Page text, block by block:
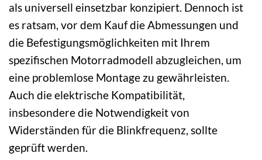
als universell einsetzbar konzipiert. Dennoch ist
es ratsam, vor dem Kauf die Abmessungen und
die Befestigungsmöglichkeiten mit Ihrem
spezifischen Motorradmodell abzugleichen, um
eine problemlose Montage zu gewährleisten.
Auch die elektrische Kompatibilität,
insbesondere die Notwendigkeit von
Widerständen für die Blinkfrequenz, sollte
geprüft werden.